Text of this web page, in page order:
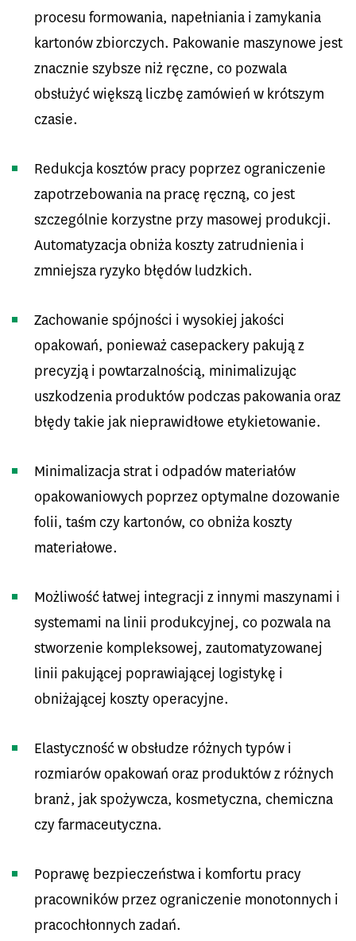
procesu formowania, napełniania i zamykania
kartonów zbiorczych. Pakowanie maszynowe jest
znacznie szybsze niż ręczne, co pozwala
obsłużyć większą liczbę zamówień w krótszym
czasie.
Redukcja kosztów pracy poprzez ograniczenie
zapotrzebowania na pracę ręczną, co jest
szczególnie korzystne przy masowej produkcji.
Automatyzacja obniża koszty zatrudnienia i
zmniejsza ryzyko błędów ludzkich.
Zachowanie spójności i wysokiej jakości
opakowań, ponieważ casepackery pakują z
precyzją i powtarzalnością, minimalizując
uszkodzenia produktów podczas pakowania oraz
błędy takie jak nieprawidłowe etykietowanie.
Minimalizacja strat i odpadów materiałów
opakowaniowych poprzez optymalne dozowanie
folii, taśm czy kartonów, co obniża koszty
materiałowe.
Możliwość łatwej integracji z innymi maszynami i
systemami na linii produkcyjnej, co pozwala na
stworzenie kompleksowej, zautomatyzowanej
linii pakującej poprawiającej logistykę i
obniżającej koszty operacyjne.
Elastyczność w obsłudze różnych typów i
rozmiarów opakowań oraz produktów z różnych
branż, jak spożywcza, kosmetyczna, chemiczna
czy farmaceutyczna.
Poprawę bezpieczeństwa i komfortu pracy
pracowników przez ograniczenie monotonnych i
pracochłonnych zadań.